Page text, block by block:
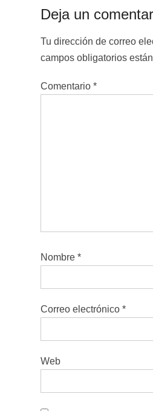
Deja un
Tu dirección de correo
campos obligatorios
Comentario*
Nombre*
Correo electrónico*
Web